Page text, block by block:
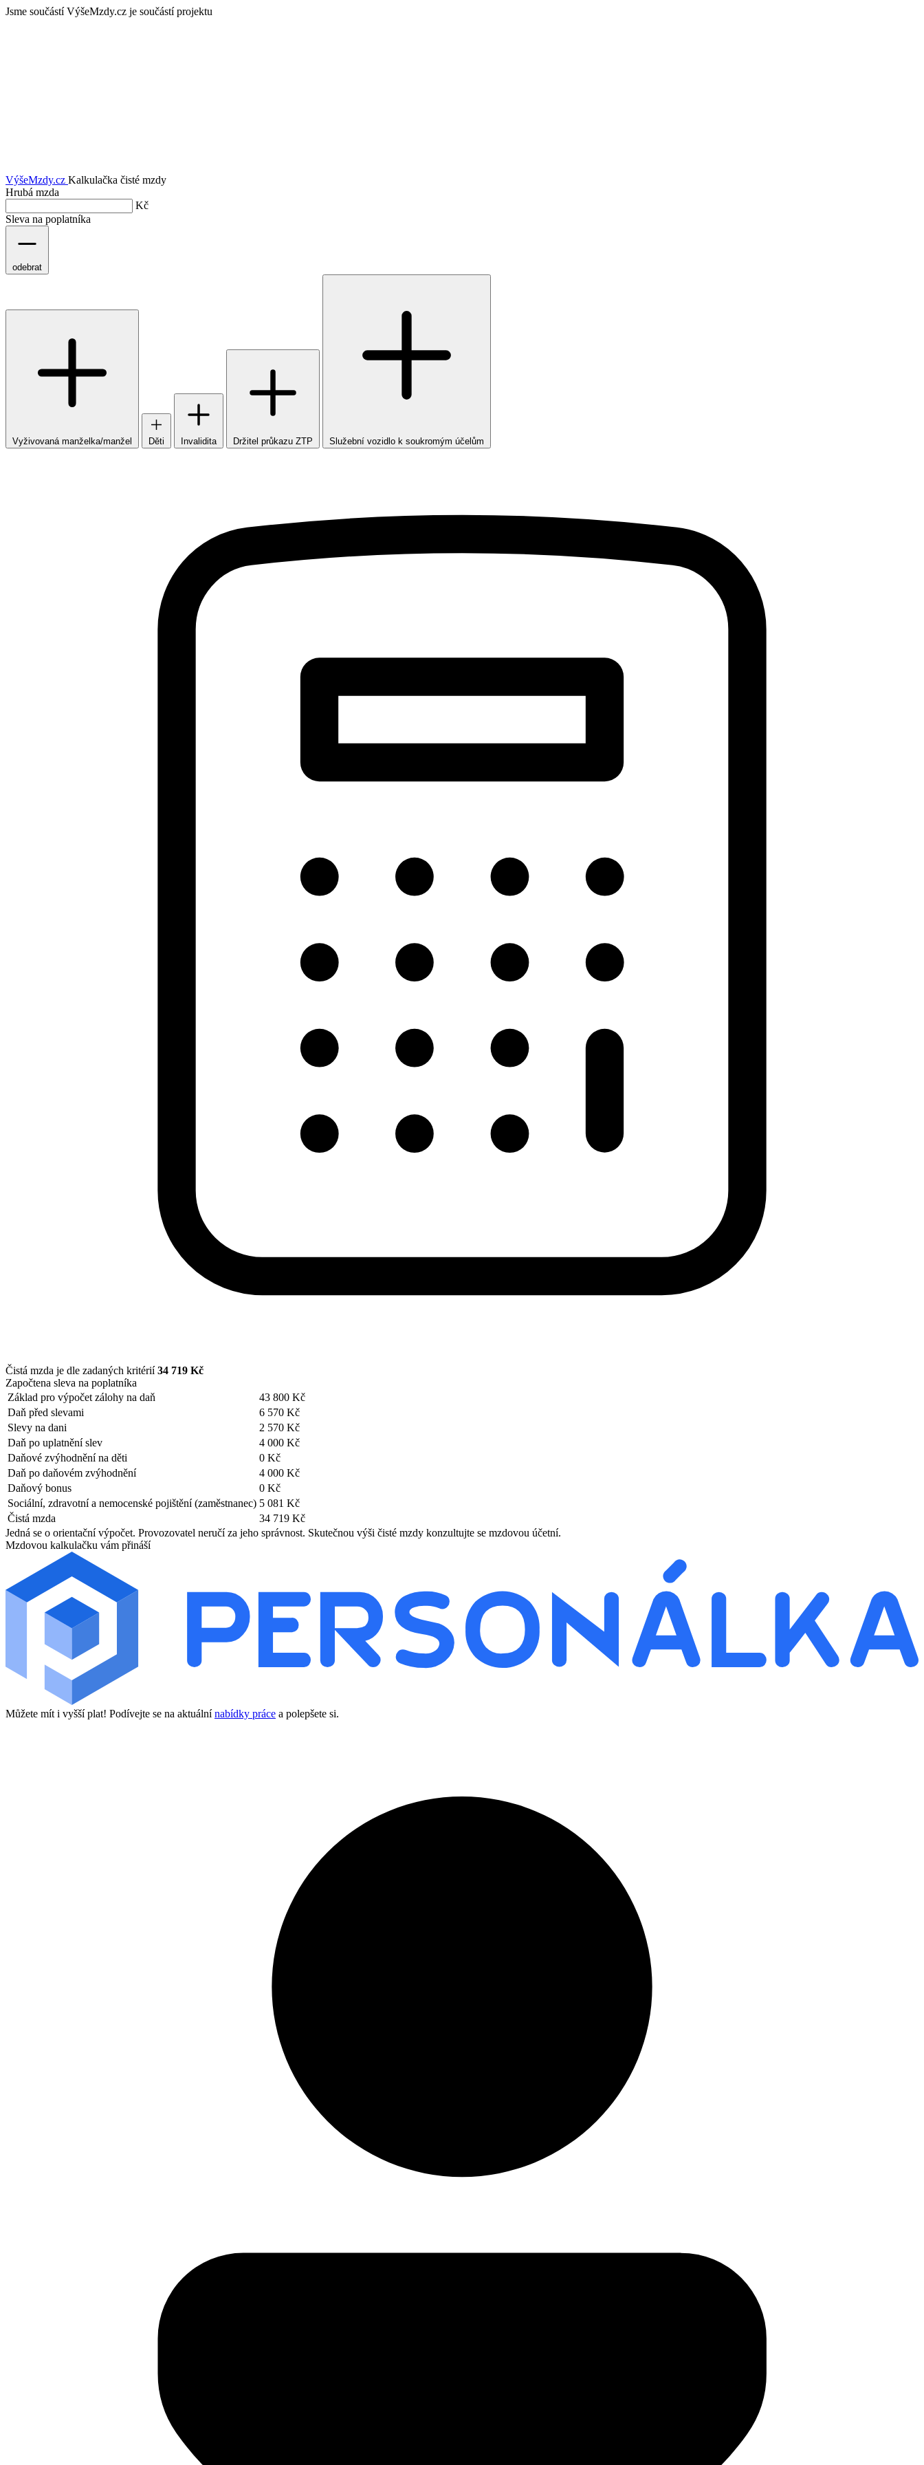
Jsme součástí VýšeMzdy.cz je součástí projektu
VýšeMzdy.cz Kalkulačka čisté mzdy
Hrubá mzda
Kč
Sleva na poplatníka
odebrat
Vyživovaná manželka/manžel Děti Invalidita Držitel průkazu ZTP Služební vozidlo k soukromým účelům
Čistá mzda je dle zadaných kritérií34 719 Kč
Započtena sleva na poplatníka
Základ pro výpočet zálohy na daň
43 800 Kč
Daň před slevami
6 570 Kč
Slevy na dani
2 570 Kč
Daň po uplatnění slev
4 000 Kč
Daňové zvýhodnění na děti
0 Kč
Daň po daňovém zvýhodnění
4 000 Kč
Daňový bonus
0 Kč
Sociální, zdravotní a nemocenské pojištění (zaměstnanec) 5 081 Kč
Čistá mzda
34 719 Kč
Jedná se o orientační výpočet. Provozovatel neručí za jeho správnost. Skutečnou výši čisté mzdy konzultujte se mzdovou účetní.
Mzdovou kalkulačku vám přináší
Můžete mít i vyšší plat! Podívejte se na aktuálnínabídky práce a polepšete si.